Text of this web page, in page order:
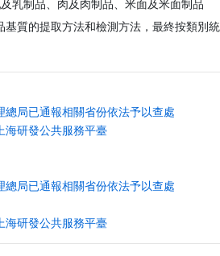
乳制品、肉及肉制品、米面及米面制品
基質的提取方法和檢測方法，最終按類別統
局已通報相關省份依法予以查處
海研發公共服務平臺
局已通報相關省份依法予以查處
海研發公共服務平臺